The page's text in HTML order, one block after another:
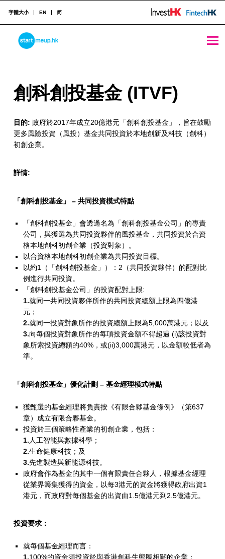
創科創投基金 (ITVF) - StartmeupHK
STARTMEUPHK
STARTMEUPHK FESTIVAL IS THE LEADING STARTUP AND INNOVATION CONFERENCE EVENT IN HONG KONG
字體大小 EN 简
創
創
投
基
(
I
T
V
F
)
創科創投基金 (ITVF)
目的: 政府於2017年成立20億港元「創科創投基金」，旨在鼓勵
更多風險投資（風投）基金共同投資於本地創新及科技（創科）
初創企業。
詳情:
「創科創投基金」 – 共同投資模式特點
「創科創投基金」會透過名為「創科創投基金公司」的專責
公司，與獲選為共同投資夥伴的風投基金，共同投資於合資
格本地創科初創企業（投資對象）。
以合資格本地創科初創企業為共同投資目標。
以約1（「創科創投基金」）：2（共同投資夥伴）的配對比
例進行共同投資。
「創科創投基金公司」的投資配對上限:
1.就同一共同投資夥伴所作的共同投資總額上限為四億港
元；
2.就同一投資對象所作的投資總額上限為5,000萬港元；以及
3.向每個投資對象所作的每項投資金額不得超過 (i)該投資對
象所索投資總額的40%，或(ii)3,000萬港元，以金額較低者為
準。
「創科創投基金」優化計劃 – 基金經理模式特點
獲甄選的基金經理將負責按《有限合夥基金條例》（第637
章）成立有限合夥基金。
投資於三個策略性產業的初創企業，包括：
1. 人工智能與數據科學；
2.生命健康科技；及
3.先進製造與新能源科技。
政府會作為基金的其中一個有限責任合夥人，根據基金經理
從業界籌集獲得的資金，以每3港元的資金將獲得政府出資1
港元，而政府對每個基金的出資由1.5億港元到2.5億港元。
投資要求：
就每個基金經理而言：
1.100%的資金須投資於與香港創科生態圈相關的企業；